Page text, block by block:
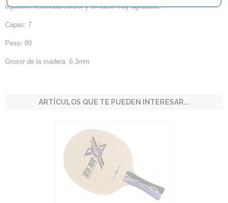
equilibrio velocidad/control y un tacto muy agradable.
Capas: 7
Peso: 89
Grosor de la madera: 6.3mm
ARTÍCULOS QUE TE PUEDEN INTERESAR...